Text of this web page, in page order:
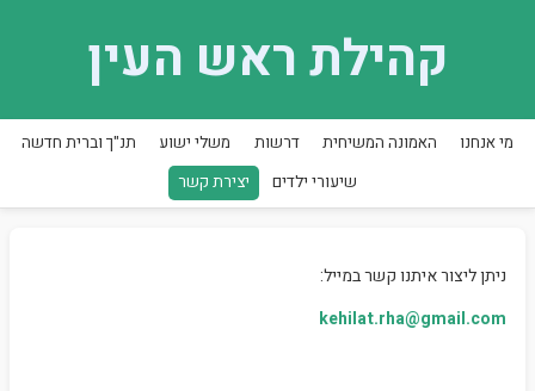
קהילת ראש העין
מי אנחנו האמונה המשיחית דרשות משלי ישוע
תנ"ך וברית חדשה
שיעורי ילדים
יצירת קשר
ניתן ליצור איתנו קשר במייל:
kehilat.rha@gmail.com